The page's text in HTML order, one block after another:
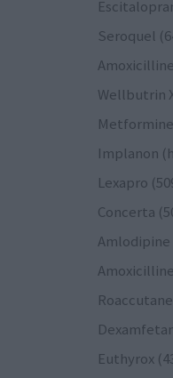
Seroquel
Wellbutrin
Implanon
Lexapro
Concerta
Amlodipine
Euthyrox